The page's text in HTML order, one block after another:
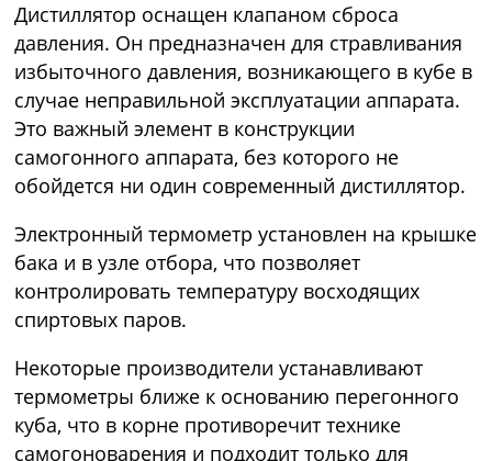
Дистиллятор оснащен клапаном сброса
давления. Он предназначен для стравливания
избыточного давления, возникающего в кубе в
случае неправильной эксплуатации аппарата.
Это важный элемент в конструкции
самогонного аппарата, без которого не
обойдется ни один современный дистиллятор.
Электронный термометр установлен на крышке
бака и в узле отбора, что позволяет
контролировать температуру восходящих
спиртовых паров.
Некоторые производители устанавливают
термометры ближе к основанию перегонного
куба, что в корне противоречит технике
самогоноварения и подходит только для